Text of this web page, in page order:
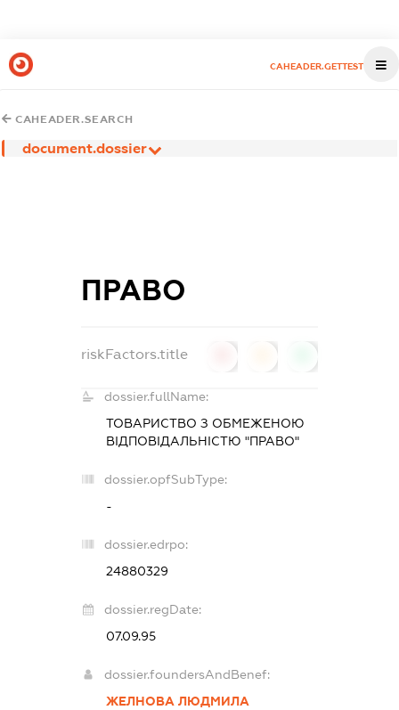
CAHEADER.GETTEST
CAHEADER.SEARCH
document.dossier
ПРАВО
riskFactors.title
dossier.fullName:
ТОВАРИСТВО З ОБМЕЖЕНОЮ
ВІДПОВІДАЛЬНІСТЮ "ПРАВО"
dossier.opfSubType:
-
dossier.edrpo:
24880329
dossier.regDate:
07.09.95
dossier.foundersAndBenef:
ЖЕЛНОВА ЛЮДМИЛА